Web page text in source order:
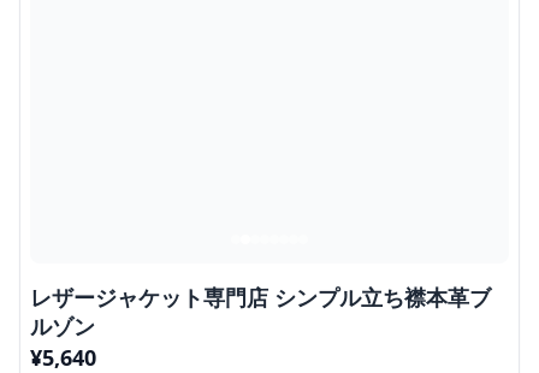
レザージャケット専門店 シンプル立ち襟本革ブ
ルゾン
¥5,640